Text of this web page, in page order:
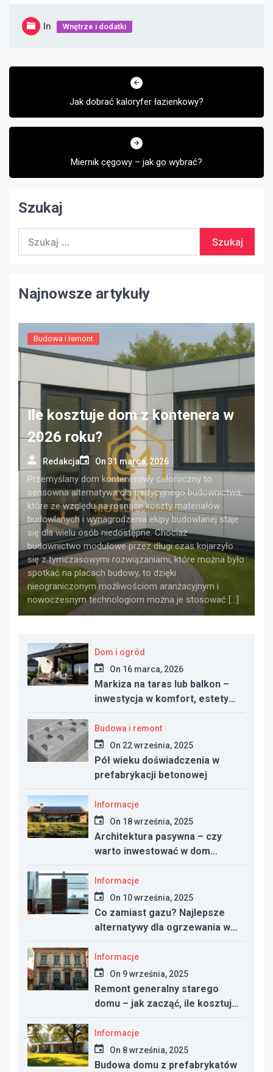
In Wnętrze i dodatki
Nawigacja
Jak dobrać kaloryfer łazienkowy?
Miernik cęgowy – jak go wybrać?
Szukaj
Najnowsze artykuły
Budowa i remont
Ile kosztuje dom z kontenera w
2026 roku?
Redakcja On 31 marca, 2026
Przemyślany dom kontenerowy całoroczny to
sensowna alternatywa dla tradycyjnego budownictwa,
które ze względu na rosnące koszty materiałów
budowlanych i wynagrodzenia ekipy budowlanej staje
się dla wielu osób niedostępne. Chociaż
budownictwo modułowe przez długi czas kojarzyło
się z tymczasowymi rozwiązaniami, które można było
spotkać na placach budowy, to dzięki
nieograniczonym możliwościom aranżacyjnym i
nowoczesnym technologiom można je stosować […]
Dom i ogród
On 16 marca, 2026
Markiza na taras lub balkon –
inwestycja w komfort, estetykę
i funkcjonalność przestrzeni
Budowa i remont
On 22 września, 2025
Pół wieku doświadczenia w
prefabrykacji betonowej
Informacje
On 18 września, 2025
Architektura pasywna – czy
warto inwestować w dom
energooszczędny?
Informacje
On 10 września, 2025
Co zamiast gazu? Najlepsze
alternatywy dla ogrzewania w
nowym domu
Informacje
On 9 września, 2025
Remont generalny starego
domu – jak zacząć, ile kosztuje
i na co uważać
Informacje
On 8 września, 2025
Budowa domu z prefabrykatów